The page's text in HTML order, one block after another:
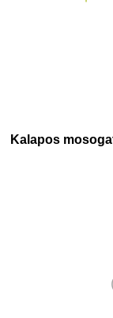
Kalapos